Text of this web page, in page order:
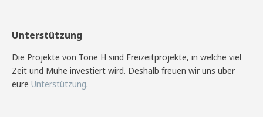
Unterstützung
Die Projekte von Tone H sind Freizeitprojekte, in welche viel
Zeit und Mühe investiert wird. Deshalb freuen wir uns über
eure Unterstützung.